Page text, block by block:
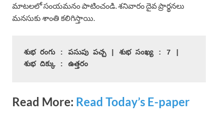
మాటలలో సంయమనం పాటించండి. శనివారం దైవ ప్రార్థనలు
మనసుకు శాంతి కలిగిస్తాయి.
శుభ రంగు : పసుపు పచ్చ | శుభ సంఖ్య : 7 |
శుభ దిక్కు : ఉత్తరం
Read More: Read Today’s E-paper